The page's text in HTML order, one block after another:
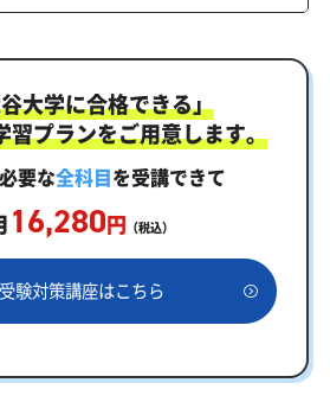
の弱点をしっかり把握現状分析テスト
学習計画だから成果が出る！大阪大谷大学
受験対策カリキュラム
っかり確認定着度テスト
習相談
リ合った「大阪大谷大学対策のオー
ュラム」から得られる成果とは？
金についてお気軽にご相談くださ
大学に合格できる」
習プランをご用意します。
要な全科目を受講できて
16,280円 （税込）
験対策講座はこちら